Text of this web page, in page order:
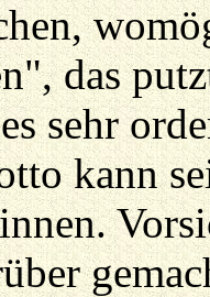
das
sehr
kann